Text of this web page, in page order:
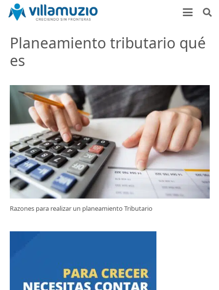
Planeamiento tributario qué
es
Razones para realizar un planeamiento Tributario